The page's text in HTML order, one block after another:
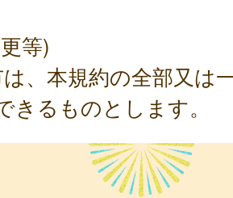
等)
、本規約の全部又は
きるものとします。